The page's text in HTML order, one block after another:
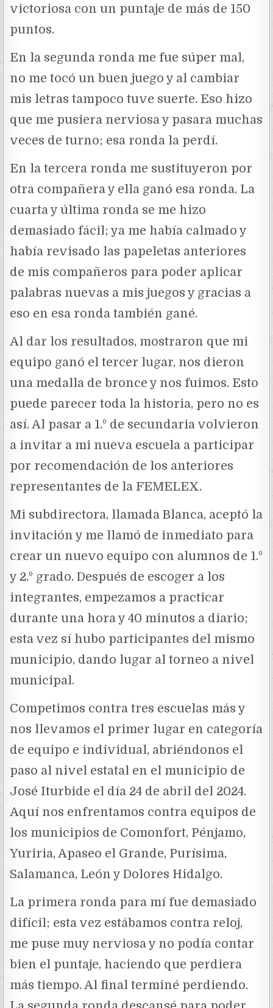
victoriosa con un puntaje de más de 150
puntos.
En la segunda ronda me fue súper mal,
no me tocó un buen juego y al cambiar
mis letras tampoco tuve suerte. Eso hizo
que me pusiera nerviosa y pasara muchas
veces de turno; esa ronda la perdí.
En la tercera ronda me sustituyeron por
otra compañera y ella ganó esa ronda. La
cuarta y última ronda se me hizo
demasiado fácil; ya me había calmado y
había revisado las papeletas anteriores
de mis compañeros para poder aplicar
palabras nuevas a mis juegos y gracias a
eso en esa ronda también gané.
Al dar los resultados, mostraron que mi
equipo ganó el tercer lugar, nos dieron
una medalla de bronce y nos fuimos. Esto
puede parecer toda la historia, pero no es
así. Al pasar a 1.º de secundaria volvieron
a invitar a mi nueva escuela a participar
por recomendación de los anteriores
representantes de la FEMELEX.
Mi subdirectora, llamada Blanca, aceptó la
invitación y me llamó de inmediato para
crear un nuevo equipo con alumnos de 1.º
y 2.º grado. Después de escoger a los
integrantes, empezamos a practicar
durante una hora y 40 minutos a diario;
esta vez sí hubo participantes del mismo
municipio, dando lugar al torneo a nivel
municipal.
Competimos contra tres escuelas más y
nos llevamos el primer lugar en categoría
de equipo e individual, abriéndonos el
paso al nivel estatal en el municipio de
José Iturbide el día 24 de abril del 2024.
Aquí nos enfrentamos contra equipos de
los municipios de Comonfort, Pénjamo,
Yuriria, Apaseo el Grande, Purísima,
Salamanca, León y Dolores Hidalgo.
La primera ronda para mí fue demasiado
difícil; esta vez estábamos contra reloj,
me puse muy nerviosa y no podía contar
bien el puntaje, haciendo que perdiera
más tiempo. Al final terminé perdiendo.